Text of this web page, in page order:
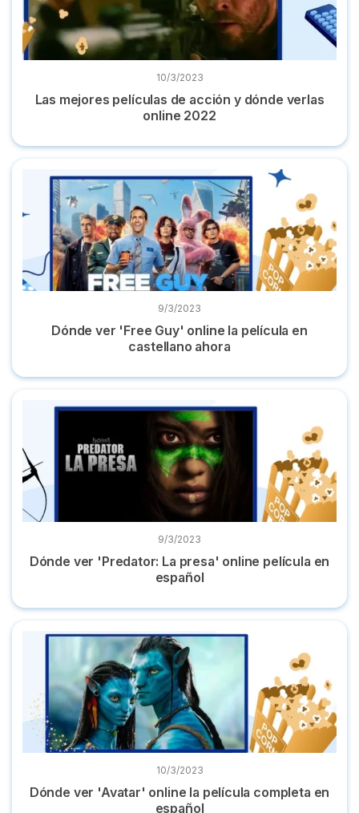
10/3/2023
Las mejores películas de acción y dónde verlas
online 2022
Dónde ver 'Free Guy' online la película en castellano ahora
9/3/2023
Dónde ver 'Free Guy' online la película en
castellano ahora
Dónde ver 'Predator: La presa' online película en español
9/3/2023
Dónde ver 'Predator: La presa' online película en
español
Dónde ver 'Avatar' online la película completa en español
10/3/2023
Dónde ver 'Avatar' online la película completa en
español